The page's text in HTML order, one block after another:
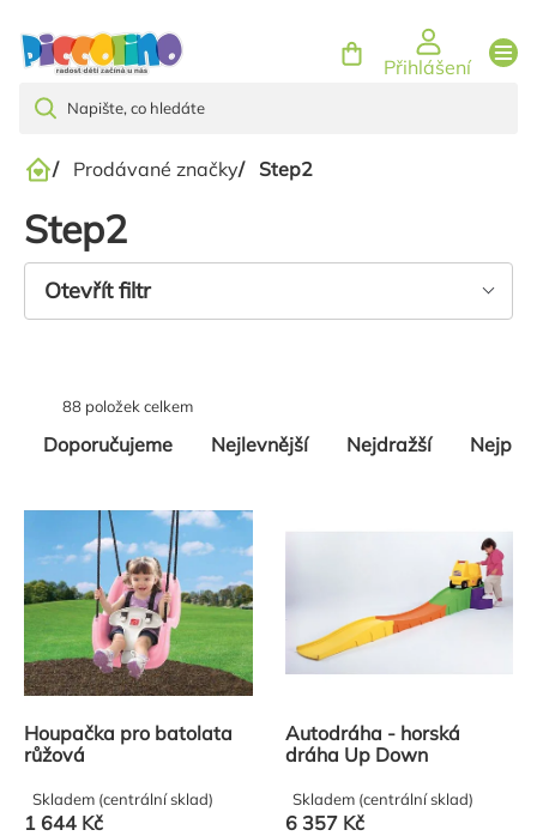
Přihlášení
Domů
/ Prodávané značky/ Step2
Step2
Otevřít filtr
Řazení
Doporučujeme Nejlevnější Nejdražší
88 položek celkem
Výpis
produktů
Houpačka pro batolata
růžová
1 644 Kč
Skladem (centrální sklad)
Autodráha - horská
dráha Up Down
6 357 Kč
Skladem (centrální sklad)